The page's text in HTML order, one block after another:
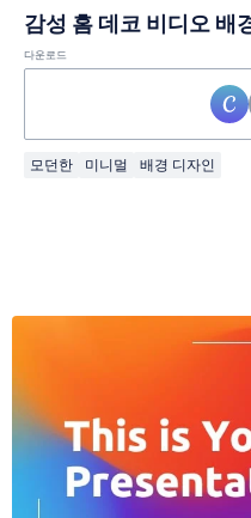
감성 홈 데코 비디오 배
다운로드
모던한 미니멀 배경 디자인